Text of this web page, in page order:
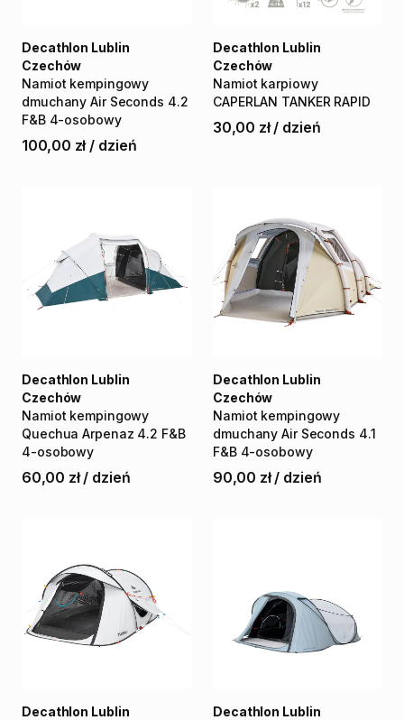
Namiot kempingowy
dmuchany Air Seconds 4.2
F&B 4-osobowy
Decathlon Lublin
Czechów
100,00 zł / dzień
Namiot karpiowy
CAPERLAN TANKER RAPID
Decathlon Lublin
Czechów
30,00 zł / dzień
Namiot kempingowy
Quechua Arpenaz 4.2 F&B
4-osobowy
Decathlon Lublin
Czechów
60,00 zł / dzień
Namiot kempingowy
dmuchany Air Seconds 4.1
F&B 4-osobowy
Decathlon Lublin
Czechów
90,00 zł / dzień
Decathlon Lublin
Decathlon Lublin